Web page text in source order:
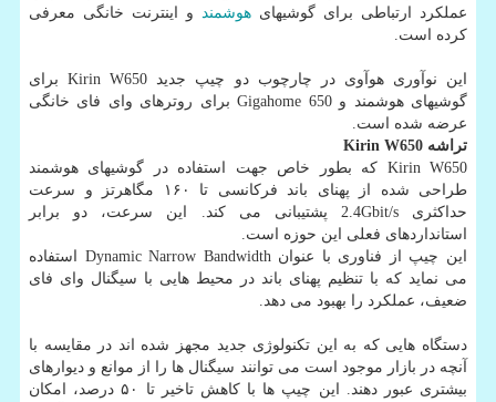
عملكرد ارتباطی برای گوشیهای هوشمند و اینترنت خانگی معرفی
كرده است.
این نوآوری هوآوی در چارچوب دو چیپ جدید Kirin W650 برای
گوشیهای هوشمند و Gigahome 650 برای روترهای وای فای خانگی
عرضه شده است.
تراشه Kirin W650
Kirin W650 كه بطور خاص جهت استفاده در گوشیهای هوشمند
طراحی شده از پهنای باند فركانسی تا ۱۶۰ مگاهرتز و سرعت
حداكثری 2.4Gbit/s پشتیبانی می كند. این سرعت، دو برابر
استانداردهای فعلی این حوزه است.
این چیپ از فناوری با عنوان Dynamic Narrow Bandwidth استفاده
می نماید كه با تنظیم پهنای باند در محیط هایی با سیگنال وای فای
ضعیف، عملكرد را بهبود می دهد.
دستگاه هایی كه به این تكنولوژی جدید مجهز شده اند در مقایسه با
آنچه در بازار موجود است می توانند سیگنال ها را از موانع و دیوارهای
بیشتری عبور دهند. این چیپ ها با كاهش تاخیر تا ۵۰ درصد، امكان